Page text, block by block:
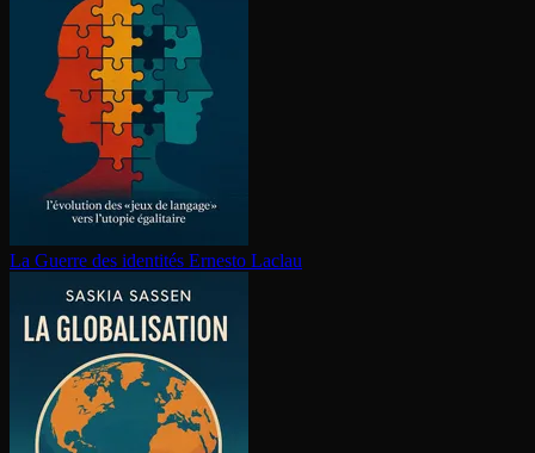
La Guerre des identités Ernesto Laclau